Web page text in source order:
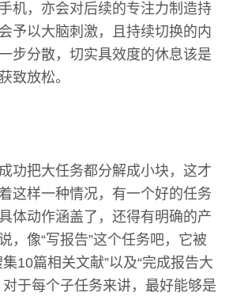
机，亦会对后续的专注力制造持
予以大脑刺激，且持续切换的内
步分散，切实具效度的休息该是
致放松。
功把大任务都分解成小块，这才
这样一种情况，有一个好的任务
体动作涵盖了，还得有明确的产
，像“写报告”这个任务吧，它被
10篇相关文献”以及“完成报告大
于每个子任务来讲，最好能够是